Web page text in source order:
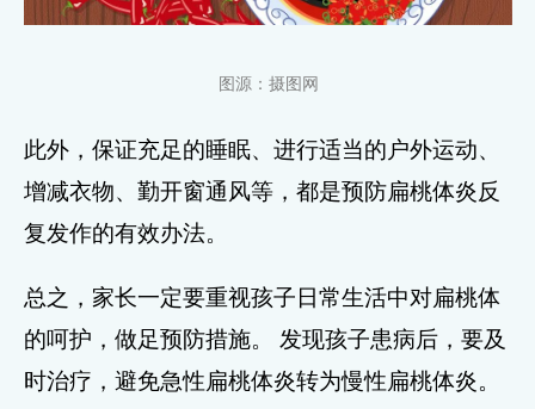
图源：摄图网
此外，保证充足的睡眠、进行适当的户外运动、
增减衣物、勤开窗通风等，都是预防扁桃体炎反
复发作的有效办法。
总之，家长一定要重视孩子日常生活中对扁桃体
的呵护，做足预防措施。 发现孩子患病后，要及
时治疗，避免急性扁桃体炎转为慢性扁桃体炎。